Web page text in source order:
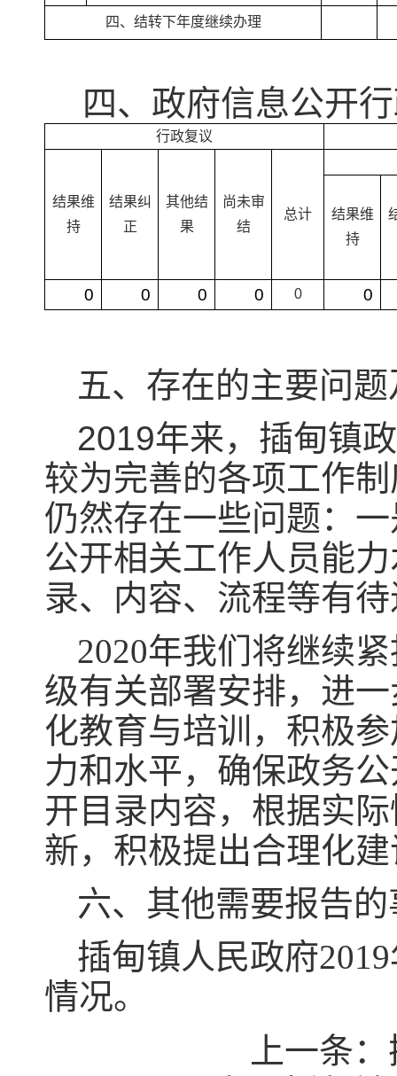
四、结转下年度继续办理
四、政府信息公开
行政复议
结果维
持
结果纠
正
其他结
果
尚未审
结
总计
结果维
持
0 0 0 0 0 0
五、存在的主要问
2019年来， 插甸镇
较为完善的各项工作
仍然存在一些问题：
公开相关工作人员能
录、内容、流程等有
2020年我们将继续
级有关部署安排，进
化教育与培训，积极
力和水平，确保政务
开目录内容，根据实
新，积极提出合理化
六、其他需要报告
插甸镇人民政府
情况。
上一条：